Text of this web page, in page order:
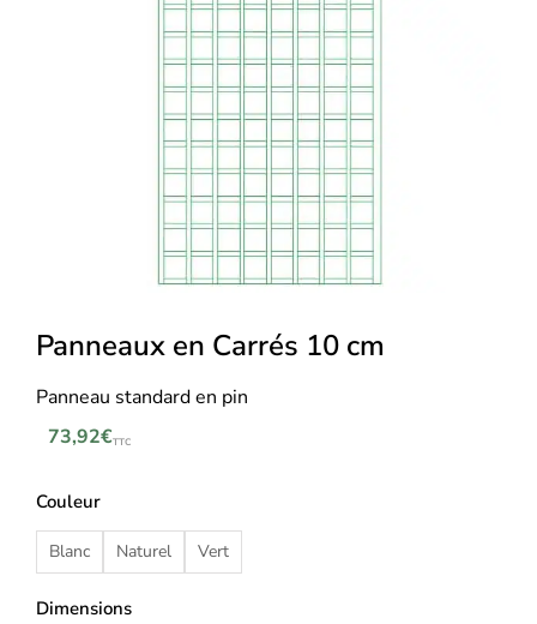
Panneaux en Carrés 10 cm
Panneau standard en pin
73,92€TTC
Couleur
Blanc Naturel Vert
Dimensions